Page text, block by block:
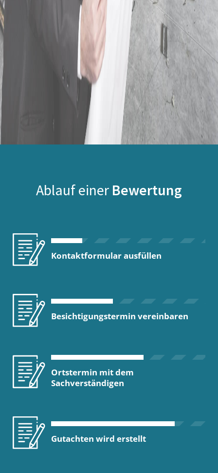
Ablauf einer Bewertung
Kontaktformular ausfüllen
Besichtigungstermin vereinbaren
Ortstermin mit dem
Sachverständigen
Gutachten wird erstellt